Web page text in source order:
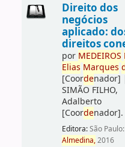
Direito dos
negócios
aplicado:
direitos
por MEDEIROS
Elias Marques
[Coordenador]
SIMÃO FILHO,
Adalberto
[Coordenador].
Editora:São Paulo:
Almedina,2016